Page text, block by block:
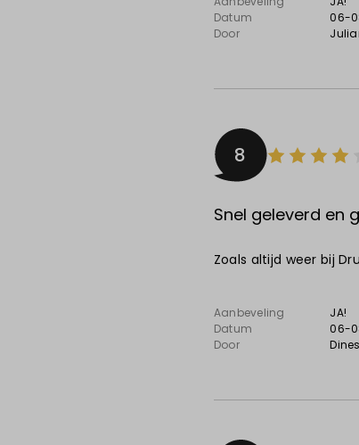
Datum
06-
Door
8
Snel geleverd en
Zoals altijd weer bij
Aanbeveling
JA!
Datum
06-
Door